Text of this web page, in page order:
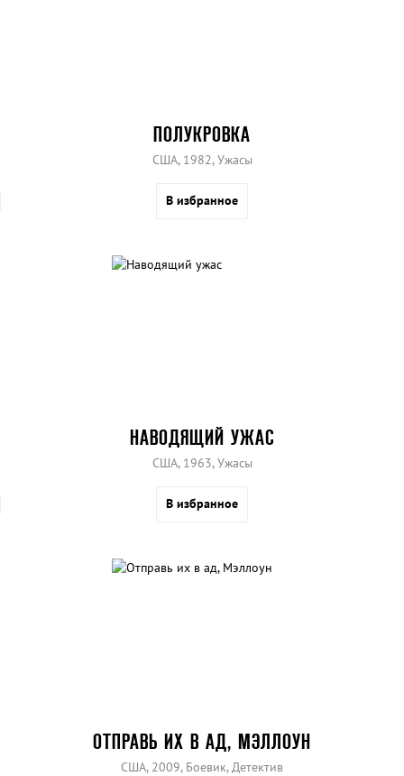
ПОЛУКРОВКА
США, 1982, Ужасы
В избранное
НАВОДЯЩИЙ УЖАС
США, 1963, Ужасы
В избранное
ОТПРАВЬ ИХ В АД, МЭЛЛОУН
США, 2009, Боевик, Детектив